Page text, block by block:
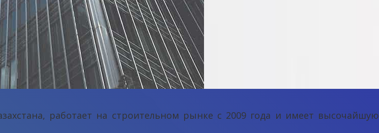
работает на строительном рынке с 2009 года и имеет высочайшую